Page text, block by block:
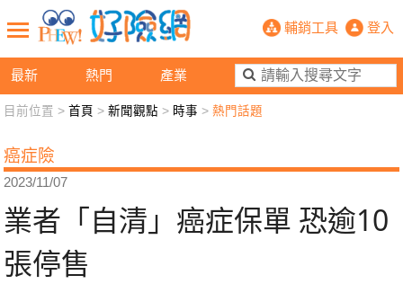
最新 熱門 產業
業者「自清」癌症保單 恐逾10張
輔銷工具 登入
新聞觀點 業務交流 好險懂生活
退休先準備 好險學堂 輔銷工具 活動專區
目前位置 >首頁 >新聞觀點 > 時事 >熱門話題
癌症險
2023/11/07
業者「自清」癌症保單 恐逾10
張停售